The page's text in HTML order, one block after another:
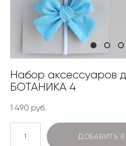
Набор аксессуаров
БОТАНИКА 4
1 490 pуб.
ДОБАВИТЬ